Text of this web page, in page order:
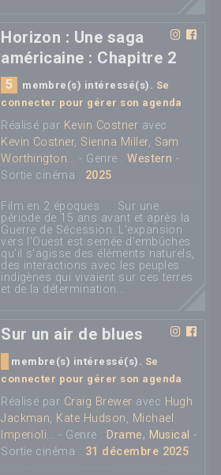
Horizon : Une saga
américaine : Chapitre 2
5 membre(s) intéressé(s). Se
connecter pour gérer son agenda
Réalisé par Kevin Costner avec
Kevin Costner, Sienna Miller, Sam
Worthington... - Genre :Western -
Sortie cinéma : 2025
Film en 2 époques Sur une
période de 15 ans avant et après la
Guerre de Sécession. L'expansion
vers l'Ouest est semée d'embûches
qu'il s'agisse des éléments naturels,
des interactions avec les peuples
indigènes qui vivaient sur ces terres
et de la détermination...
Sur un air de blues
membre(s) intéressé(s). Se
connecter pour gérer son agenda
Réalisé par Craig Brewer avec Hugh
Jackman, Kate Hudson, Michael
Imperioli... - Genre : Drame, Musical -
Sortie cinéma : 31 décembre 2025